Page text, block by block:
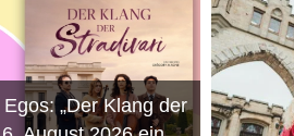
„Der Klang der